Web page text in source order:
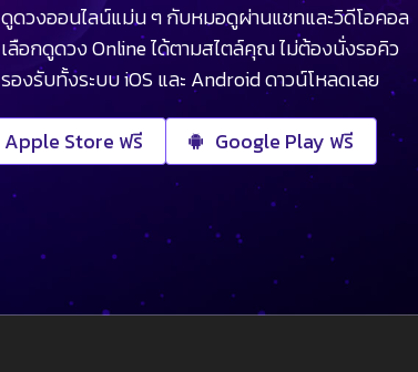
ดูดวงออนไลน์แม่น ๆ กับหมอดูผ่านแชทและวิดีโอคอล
เลือกดูดวง Online ได้ตามสไตล์คุณ ไม่ต้องนั่งรอคิว
รองรับทั้งระบบ iOS และ Android ดาวน์โหลดเลย
Apple Store ฟรี Google Play ฟรี